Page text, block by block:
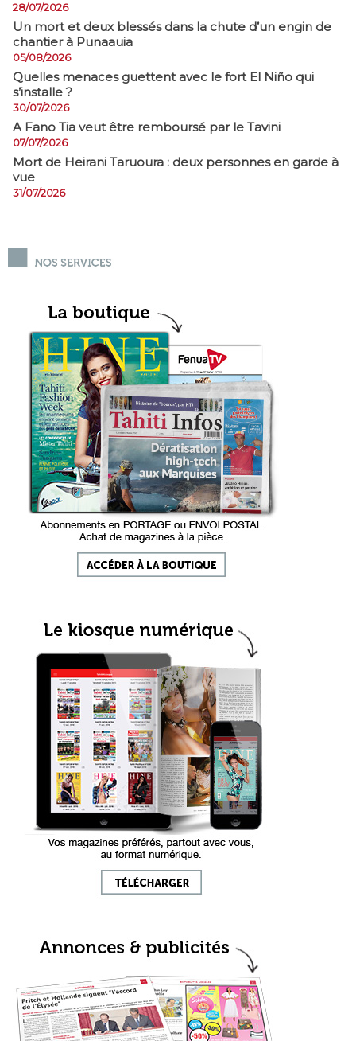
28/07/2026
​Un mort et deux blessés dans la chute d’un engin de
chantier à Punaauia
05/08/2026
Quelles menaces guettent avec le fort El Niño qui
s’installe ?
30/07/2026
A Fano Tia veut être remboursé par le Tavini
07/07/2026
Mort de Heirani Taruoura : deux personnes en garde à
vue
31/07/2026